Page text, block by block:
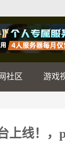
社区 游戏
上线！，